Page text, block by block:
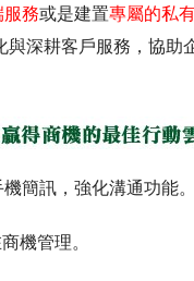
務或是建置專屬的私
深耕客戶服務，協助
簡訊，強化溝通功能。
機管理。